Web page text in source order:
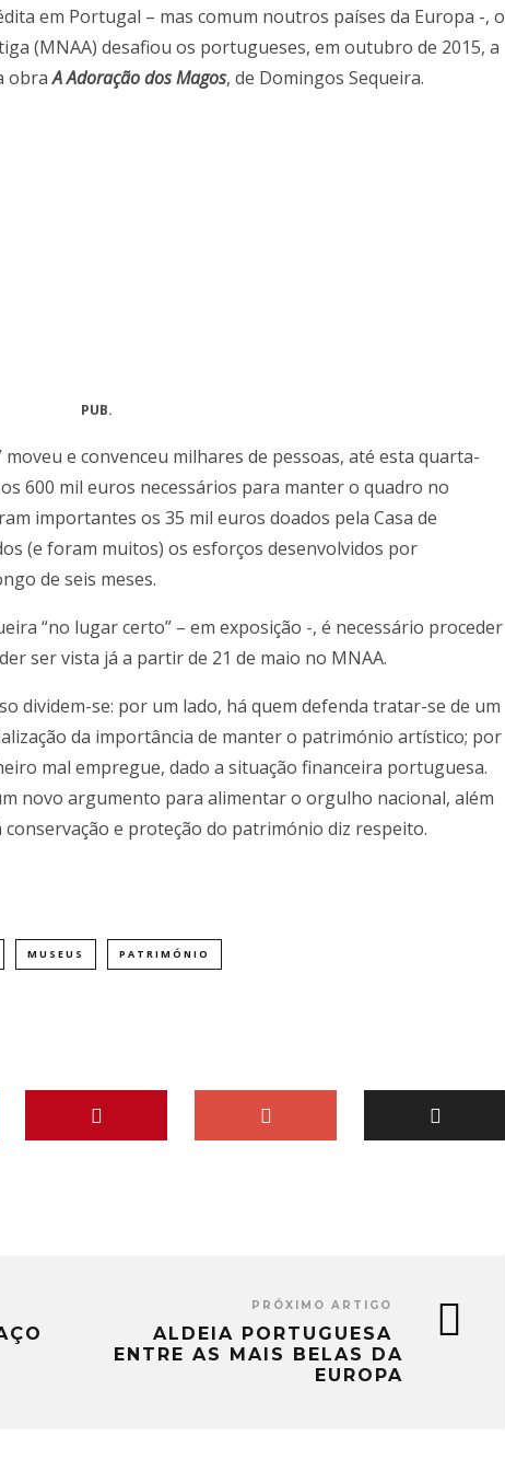
em Portugal – mas comum noutros países da Europa -, o
(MNAA) desafiou os portugueses, em outubro de 2015, a
obraA Adoração dos Magos, de Domingos Sequeira.
PUB.
e convenceu milhares de pessoas, até esta quarta-
600 mil euros necessários para manter o quadro no
importantes os 35 mil euros doados pela Casa de
(e foram muitos) os esforços desenvolvidos por
de seis meses.
“no lugar certo” – em exposição -, é necessário proceder
ser vista já a partir de 21 de maio no MNAA.
dividem-se: por um lado, há quem defenda tratar-se de um
da importância de manter o património artístico; por
mal empregue, dado a situação financeira portuguesa.
novo argumento para alimentar o orgulho nacional, além
e proteção do património diz respeito.
MUSEUS PATRIMÓNIO
PRÓXIMO ARTIGO
ALDEIA PORTUGUESA
ENTRE AS MAIS BELAS DA
EUROPA